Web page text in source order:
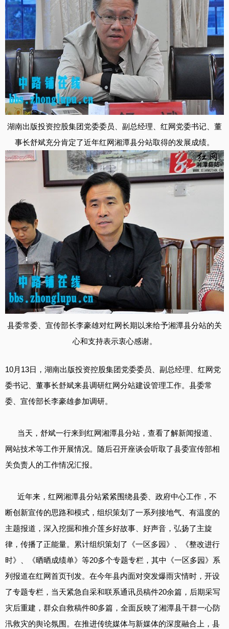
湖南出版投资控股集团党委委员、副总经理、红网党委书记、董
事长舒斌充分肯定了近年红网湘潭县分站取得的发展成绩。
县委常委、宣传部长李豪雄对红网长期以来给予湘潭县分站的关
心和支持表示衷心感谢。
10月13日，湖南出版投资控股集团党委委员、副总经理、红网党
委书记、董事长舒斌来县调研红网分站建设管理工作。县委常
委、宣传部长李豪雄参加调研。
当天，舒斌一行来到红网湘潭县分站，查看了解新闻报道、
网站技术等工作开展情况。随后召开座谈会听取了县委宣传部相
关负责人的工作情况汇报。
近年来，红网湘潭县分站紧紧围绕县委、政府中心工作，不
断创新宣传的思路和模式，组织策划了一系列接地气、有温度的
主题报道，深入挖掘和推介莲乡好故事、好声音，弘扬了主旋
律，传播了正能量。累计组织策划了《一区多园》、《整改进行
时》、《晒晒成绩单》等20多个专题专栏，其中《一区多园》系
列报道在红网首页刊发。在今年县内面对突发爆雨灾情时，开设
了专题专栏，当天紧急自采和联系通讯员稿件20余篇，后期采写
灾后重建，群众自救稿件80多篇，全面反映了湘潭县干群一心防
汛救灾的舆论氛围。在推进传统媒体与新媒体的深度融合上，县